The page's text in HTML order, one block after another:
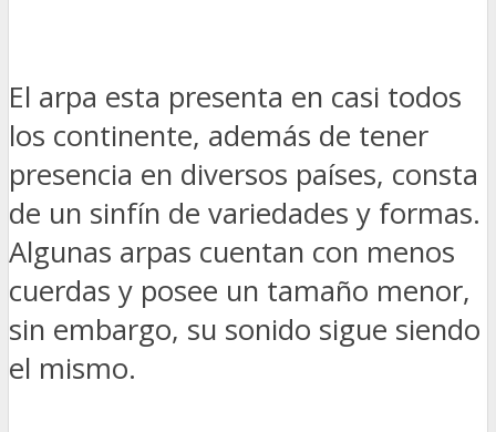
El arpa esta presenta en casi todos
los continente, además de tener
presencia en diversos países, consta
de un sinfín de variedades y formas.
Algunas arpas cuentan con menos
cuerdas y posee un tamaño menor,
sin embargo, su sonido sigue siendo
el mismo.